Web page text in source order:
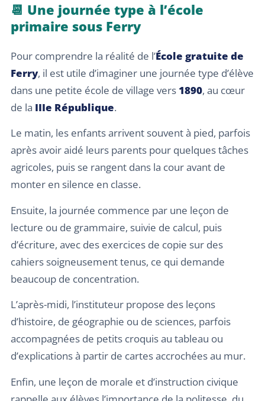
📆 Une journée type à l’école
primaire sous Ferry
Pour comprendre la réalité de l’École gratuite de
Ferry, il est utile d’imaginer une journée type d’élève
dans une petite école de village vers 1890, au cœur
de la IIIe République.
Le matin, les enfants arrivent souvent à pied, parfois
après avoir aidé leurs parents pour quelques tâches
agricoles, puis se rangent dans la cour avant de
monter en silence en classe.
Ensuite, la journée commence par une leçon de
lecture ou de grammaire, suivie de calcul, puis
d’écriture, avec des exercices de copie sur des
cahiers soigneusement tenus, ce qui demande
beaucoup de concentration.
L’après-midi, l’instituteur propose des leçons
d’histoire, de géographie ou de sciences, parfois
accompagnées de petits croquis au tableau ou
d’explications à partir de cartes accrochées au mur.
Enfin, une leçon de morale et d’instruction civique